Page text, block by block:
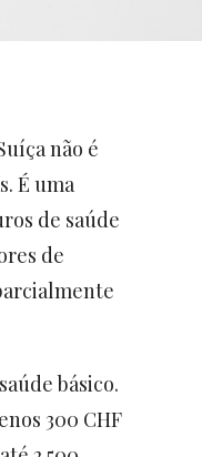
não é
É uma
de saúde
de
básico.
300 CHF